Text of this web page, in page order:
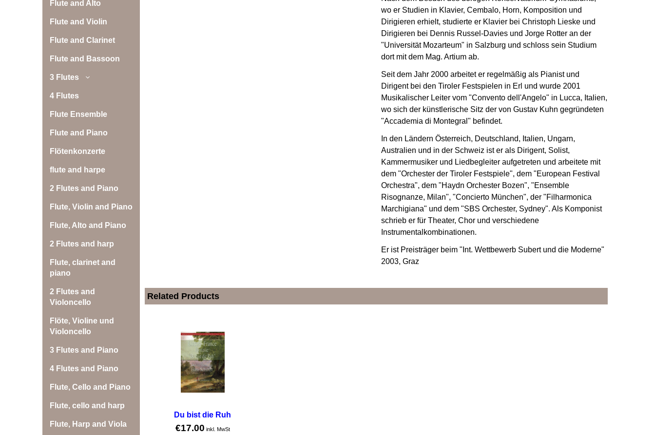
Flute and Alto
Flute and Violin
Flute and Clarinet
Flute and Bassoon
3 Flutes
4 Flutes
Flute Ensemble
Flute and Piano
Flötenkonzerte
flute and harpe
2 Flutes and Piano
Flute, Violin and Piano
Flute, Alto and Piano
2 Flutes and harp
Flute, clarinet and
piano
2 Flutes and
Violoncello
Flöte, Violine und
Violoncello
3 Flutes and Piano
4 Flutes and Piano
Flute, Cello and Piano
Flute, cello and harp
Flute, Harp and Viola
wo er Studien in Klavier, Cembalo, Horn, Komposition und
Dirigieren erhielt, studierte er Klavier bei Christoph Lieske und
Dirigieren bei Dennis Russel-Davies und Jorge Rotter an der
"Universität Mozarteum" in Salzburg und schloss sein Studium
dort mit dem Mag. Artium ab.
Seit dem Jahr 2000 arbeitet er regelmäßig als Pianist und
Dirigent bei den Tiroler Festspielen in Erl und wurde 2001
Musikalischer Leiter vom "Convento dell'Angelo" in Lucca, Italien,
wo sich der künstlerische Sitz der von Gustav Kuhn gegründeten
"Accademia di Montegral" befindet.
In den Ländern Österreich, Deutschland, Italien, Ungarn,
Australien und in der Schweiz ist er als Dirigent, Solist,
Kammermusiker und Liedbegleiter aufgetreten und arbeitete mit
dem "Orchester der Tiroler Festspiele", dem "European Festival
Orchestra", dem "Haydn Orchester Bozen", "Ensemble
Risognanze, Milan", "Concierto München", der "Filharmonica
Marchigiana" und dem "SBS Orchester, Sydney". Als Komponist
schrieb er für Theater, Chor und verschiedene
Instrumentalkombinationen.
Er ist Preisträger beim "Int. Wettbewerb Subert und die Moderne"
2003, Graz
Related Products
Du bist die Ruh
€17.00 inkl. MwSt